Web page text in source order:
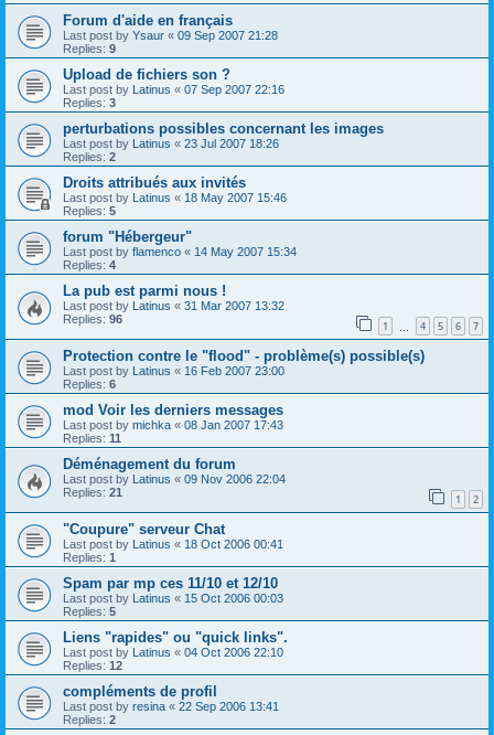
Forum d'aide en français
Last post by Ysaur « 09 Sep 2007 21:28
Replies: 9
Upload de fichiers son ?
Last post by Latinus « 07 Sep 2007 22:16
Replies: 3
perturbations possibles concernant les images
Last post by Latinus « 23 Jul 2007 18:26
Replies: 2
Droits attribués aux invités
Last post by Latinus « 18 May 2007 15:46
Replies: 5
forum "Hébergeur"
Last post by flamenco « 14 May 2007 15:34
Replies: 4
La pub est parmi nous !
Last post by Latinus « 31 Mar 2007 13:32
Replies: 96 1 4 5 6 7
Protection contre le "flood" - problème(s) possible(s)
Last post by Latinus « 16 Feb 2007 23:00
Replies: 6
mod Voir les derniers messages
Last post by michka « 08 Jan 2007 17:43
Replies: 11
Déménagement du forum
Last post by Latinus « 09 Nov 2006 22:04
Replies: 21 1 2
"Coupure" serveur Chat
Last post by Latinus « 18 Oct 2006 00:41
Replies: 1
Spam par mp ces 11/10 et 12/10
Last post by Latinus « 15 Oct 2006 00:03
Replies: 5
Liens "rapides" ou "quick links".
Last post by Latinus « 04 Oct 2006 22:10
Replies: 12
compléments de profil
Last post by resina « 22 Sep 2006 13:41
Replies: 2